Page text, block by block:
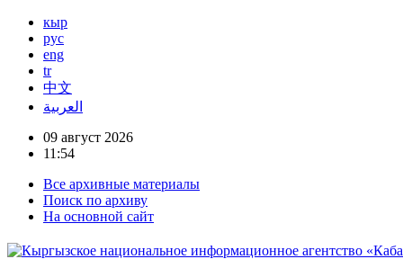
кыр
рус
eng
tr
中文
العربية
09 август 2026
11:54
Все архивные материалы
Поиск по архиву
На основной сайт